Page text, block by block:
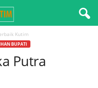
Kutim
BUPATI
Putra